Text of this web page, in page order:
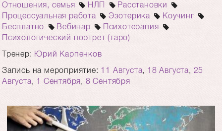
Отношения, семья
НЛП
Расстановки
Процессуальная работа
Эзотерика
Коучинг
Бесплатно
Вебинар
Психотерапия
Психологический портрет (таро)
Тренер: Юрий Карпенков
Запись на мероприятие: 11 Августа, 18 Августа, 25
Августа, 1 Сентября, 8 Сентября